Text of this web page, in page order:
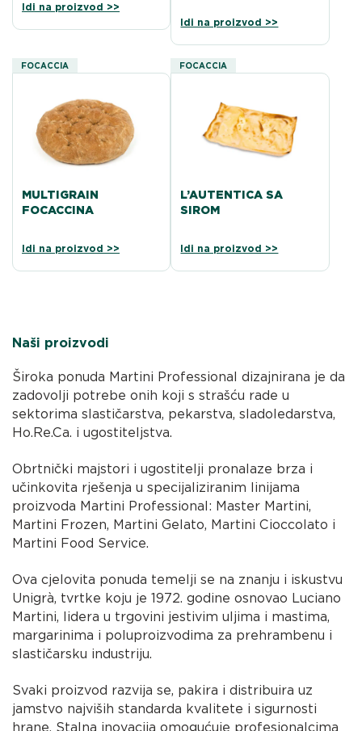
Idi na proizvod >>
Idi na proizvod >>
FOCACCIA
MULTIGRAIN
FOCACCINA
Idi na proizvod >>
FOCACCIA
L’AUTENTICA SA
SIROM
Idi na proizvod >>
Naši proizvodi
Široka ponuda Martini Professional dizajnirana je da
zadovolji potrebe onih koji s strašću rade u
sektorima slastičarstva, pekarstva, sladoledarstva,
Ho.Re.Ca. i ugostiteljstva.
Obrtnički majstori i ugostitelji pronalaze brza i
učinkovita rješenja u specijaliziranim linijama
proizvoda Martini Professional: Master Martini,
Martini Frozen, Martini Gelato, Martini Cioccolato i
Martini Food Service.
Ova cjelovita ponuda temelji se na znanju i iskustvu
Unigrà, tvrtke koju je 1972. godine osnovao Luciano
Martini, lidera u trgovini jestivim uljima i mastima,
margarinima i poluproizvodima za prehrambenu i
slastičarsku industriju.
Svaki proizvod razvija se, pakira i distribuira uz
jamstvo najviših standarda kvalitete i sigurnosti
hrane. Stalna inovacija omogućuje profesionalcima